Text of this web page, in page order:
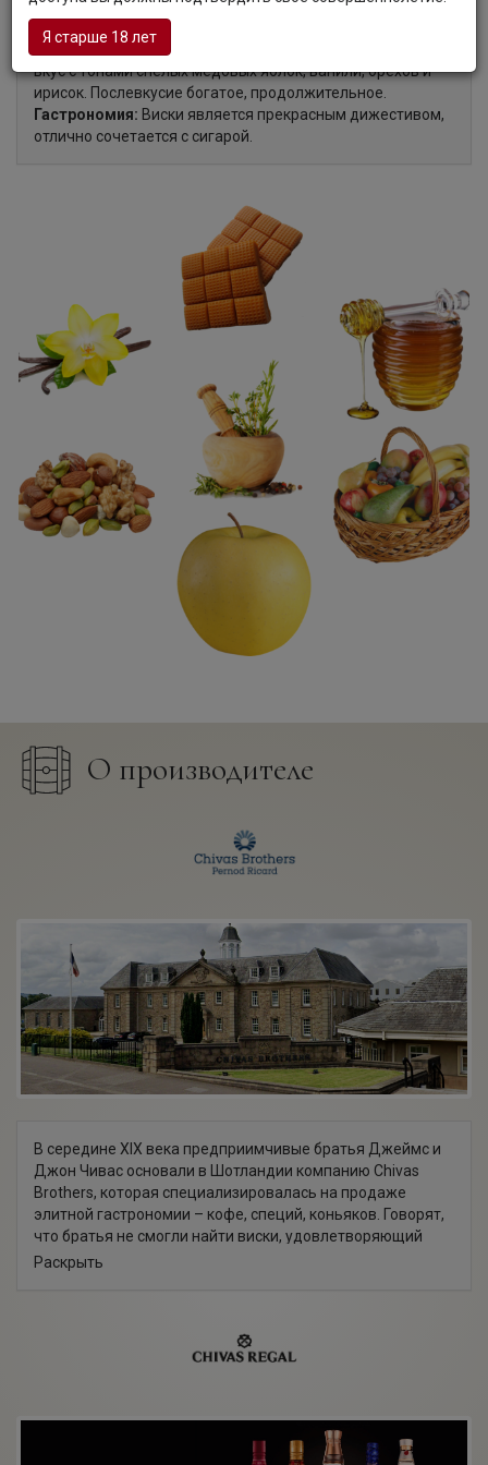
Аромат:Ароматный виски наполнен нотками диких трав,
вереска, меда и садовых фруктов.
Виски имеет округлый, сливочный, насыщенный
вкус с тонами спелых медовых яблок, ванили, орехов и
ирисок. Послевкусие богатое, продолжительное.
Гастрономия: Виски является прекрасным дижестивом,
отлично сочетается с сигарой.
О производителе
В середине XIX века предприимчивые братья Джеймс и
Джон Чивас основали в Шотландии компанию Chivas
Brothers, которая специализировалась на продаже
элитной гастрономии – кофе, специй, коньяков. Говорят,
что братья не смогли найти виски, удовлетворяющий
запросам своей клиентуры – и создали тот самый
благодаря тому, что именно братья Чивас являлись
поставщиками элитного алкоголя для королевы
сегодня принадлежит самому известному современному
алкогольному гиганту — Pernod Ricard, владельцу
Раскрыть
Я старше 18 лет